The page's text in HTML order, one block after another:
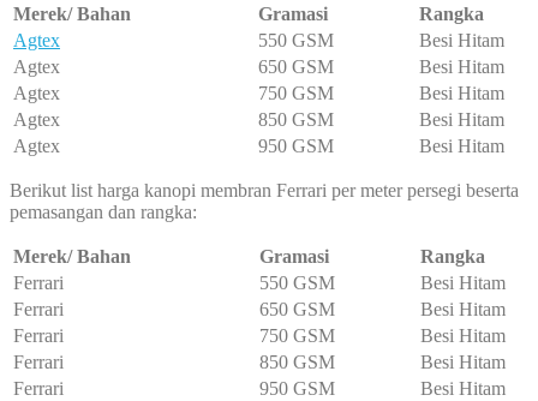
Merek/ Bahan Gramasi
Rangka
Agtex
550 GSM
Besi Hitam
Agtex
650 GSM
Besi Hitam
Agtex
750 GSM
Besi Hitam
Agtex
850 GSM
Besi Hitam
Agtex
950 GSM Besi Hitam
Berikut list harga kanopi membran Ferrari per meter persegi beserta
pemasangan dan rangka:
Merek/ Bahan Gramasi
Rangka
Ferrari
550 GSM
Besi Hitam
Ferrari
650 GSM
Besi Hitam
Ferrari
750 GSM
Besi Hitam
Ferrari
850 GSM
Besi Hitam
Ferrari
950 GSM Besi Hitam